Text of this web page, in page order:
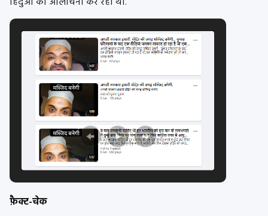
फ़ैक्ट-चेक